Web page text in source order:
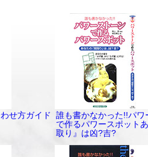
せ方ガイド
誰も書かなかった!!パワ
で作るパワースポット
取り』は凶?吉?